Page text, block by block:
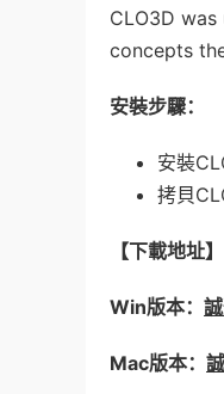
CLO3D
concepts
安裝步驟：
安裝
拷貝
【下載地址】
Win版本：
Mac版本：